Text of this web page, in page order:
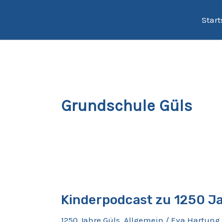
Grundschule Güls
Kinderpodcast zu 1250
1250 Jahre Güls, Allgemein / Eva Hartung
1250